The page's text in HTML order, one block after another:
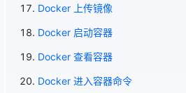
Docker 上传镜像
Docker 启动容器
Docker 查看容器
Docker 进入容器命令